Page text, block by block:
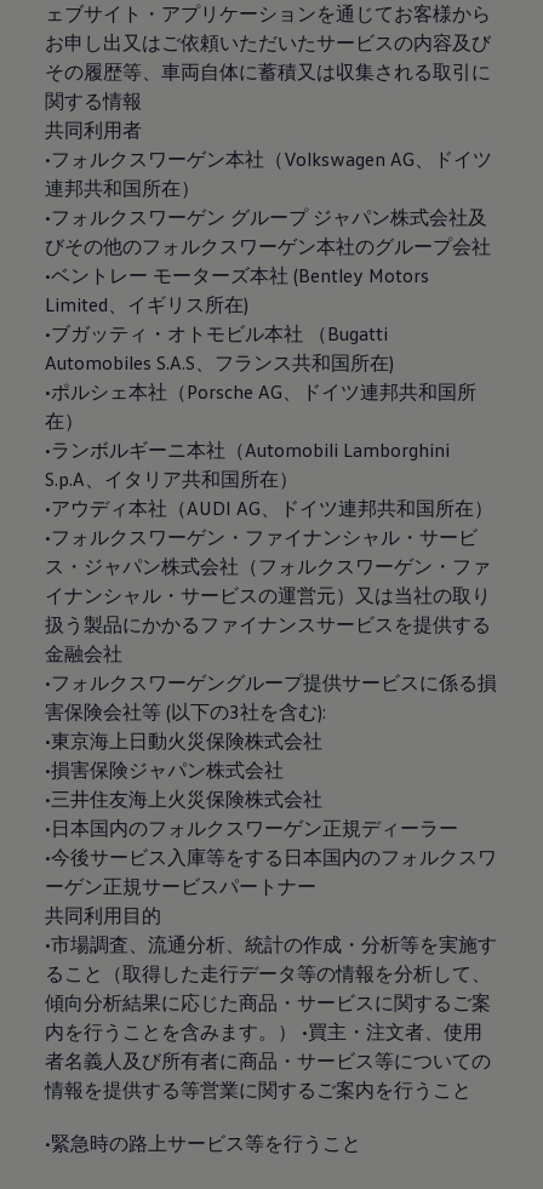
ェブサイト・アプリケーションを通じてお客様から
お申し出又はご依頼いただいたサービスの内容及び
その履歴等、車両自体に蓄積又は収集される取引に
関する情報
共同利用者
•フォルクスワーゲン本社（Volkswagen AG、ドイツ
連邦共和国所在）
•フォルクスワーゲン グループ ジャパン株式会社及
びその他のフォルクスワーゲン本社のグループ会社
•ベントレー モーターズ本社 (Bentley Motors
Limited、イギリス所在)
•ブガッティ・オトモビル本社 （Bugatti
Automobiles S.A.S、フランス共和国所在)
•ポルシェ本社（Porsche AG、ドイツ連邦共和国所
在）
•ランボルギーニ本社（Automobili Lamborghini
S.p.A、イタリア共和国所在）
•アウディ本社（AUDI AG、ドイツ連邦共和国所在）
•フォルクスワーゲン・ファイナンシャル・サービ
ス・ジャパン株式会社（フォルクスワーゲン・ファ
イナンシャル・サービスの運営元）又は当社の取り
扱う製品にかかるファイナンスサービスを提供する
金融会社
•フォルクスワーゲングループ提供サービスに係る損
害保険会社等 (以下の3社を含む):
•東京海上日動火災保険株式会社
•損害保険ジャパン株式会社
•三井住友海上火災保険株式会社
•日本国内のフォルクスワーゲン正規ディーラー
•今後サービス入庫等をする日本国内のフォルクスワ
ーゲン正規サービスパートナー
共同利用目的
•市場調査、流通分析、統計の作成・分析等を実施す
ること（取得した走行データ等の情報を分析して、
傾向分析結果に応じた商品・サービスに関するご案
内を行うことを含みます。） •買主・注文者、使用
者名義人及び所有者に商品・サービス等についての
情報を提供する等営業に関するご案内を行うこと
•緊急時の路上サービス等を行うこと